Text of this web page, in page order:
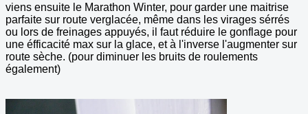
viens ensuite le Marathon Winter, pour garder une maitrise
parfaite sur route verglacée, même dans les virages sérrés
ou lors de freinages appuyés, il faut réduire le gonflage pour
une éfficacité max sur la glace, et à l'inverse l'augmenter sur
route sèche. (pour diminuer les bruits de roulements
également)